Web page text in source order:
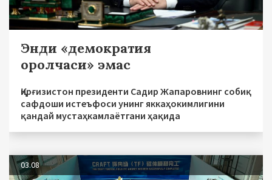
Энди «демократия
оролчаси» эмас
Қирғизистон президенти Садир Жапаровнинг собиқ
сафдоши истеъфоси унинг яккаҳокимлигини
қандай мустаҳкамлаётгани ҳақида
03.08